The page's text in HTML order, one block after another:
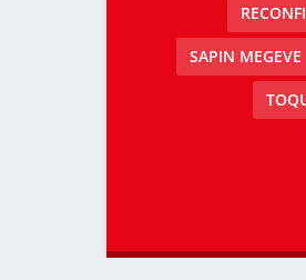
SAPIN MEGEVE